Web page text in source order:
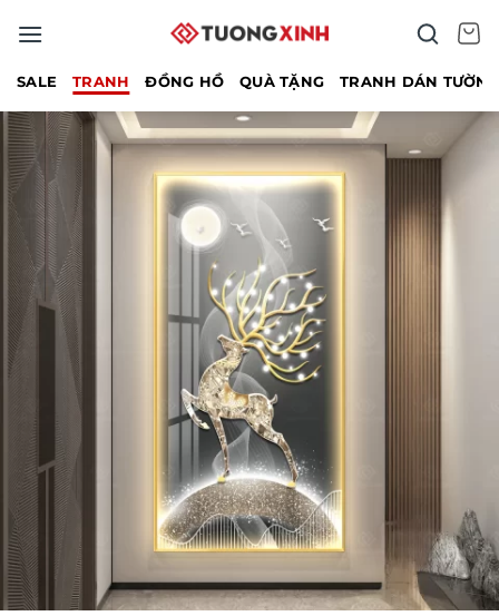
qua
SALE TRANH ĐỒNG HỒ QUÀ TẶNG TRANH DÁN